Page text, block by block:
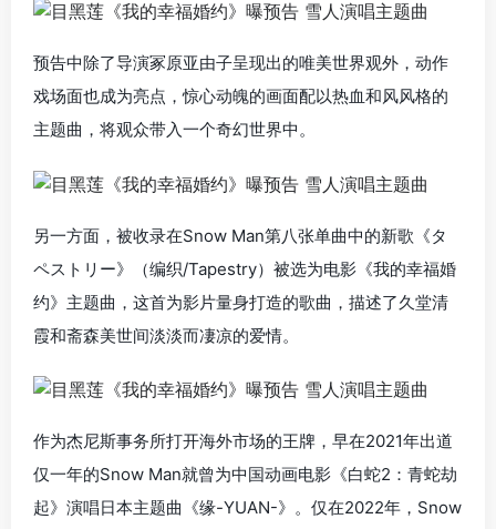
预告中除了导演冢原亚由子呈现出的唯美世界观外，动作
戏场面也成为亮点，惊心动魄的画面配以热血和风风格的
主题曲，将观众带入一个奇幻世界中。
另一方面，被收录在Snow Man第八张单曲中的新歌《タ
ペストリー》（编织/Tapestry）被选为电影《我的幸福婚
约》主题曲，这首为影片量身打造的歌曲，描述了久堂清
霞和斋森美世间淡淡而凄凉的爱情。
作为杰尼斯事务所打开海外市场的王牌，早在2021年出道
仅一年的Snow Man就曾为中国动画电影《白蛇2：青蛇劫
起》演唱日本主题曲《缘-YUAN-》。仅在2022年，Snow